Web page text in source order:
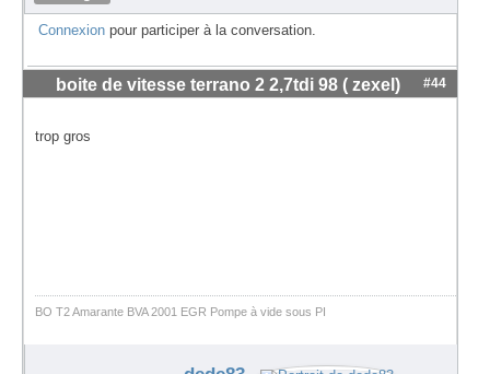
Connexion pour participer à la conversation.
boite de vitesse terrano 2 2,7tdi 98 ( zexel) #44
trop gros
BO T2 Amarante BVA 2001 EGR Pompe à vide sous PI